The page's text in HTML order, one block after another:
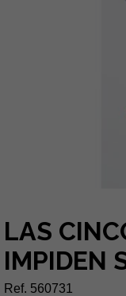
LAS
IMPIDEN
Ref. 560731